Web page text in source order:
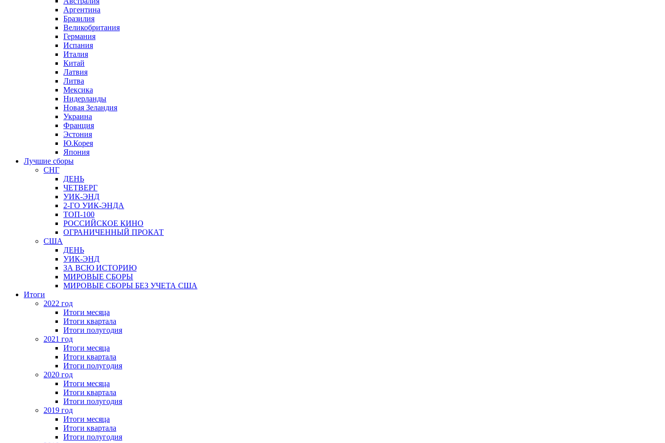
Аргентина
Бразилия
Великобритания
Германия
Испания
Италия
Китай
Латвия
Литва
Мексика
Нидерланды
Новая Зеландия
Украина
Франция
Эстония
Ю.Корея
Япония
Лучшие сборы
СНГ
ДЕНЬ
ЧЕТВЕРГ
УИК-ЭНД
2-ГО УИК-ЭНДА
ТОП-100
РОССИЙСКОЕ КИНО
ОГРАНИЧЕННЫЙ ПРОКАТ
США
ДЕНЬ
УИК-ЭНД
ЗА ВСЮ ИСТОРИЮ
МИРОВЫЕ СБОРЫ
МИРОВЫЕ СБОРЫ БЕЗ УЧЕТА США
Итоги
2022 год
Итоги месяца
Итоги квартала
Итоги полугодия
2021 год
Итоги месяца
Итоги квартала
Итоги полугодия
2020 год
Итоги месяца
Итоги квартала
Итоги полугодия
2019 год
Итоги месяца
Итоги квартала
Итоги полугодия